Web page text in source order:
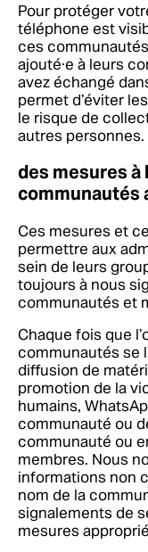
Pour protéger
téléphone est
ces
ajouté·e à leurs
avez échangé
permet d’éviter
le risque de
autres personnes.
des mesures à
communautés
Ces mesures et
permettre aux
sein de leurs
toujours à nous
communautés et
Chaque fois que
communautés se
diffusion de
promotion de la
humains,
communauté ou
communauté ou
membres. Nous
informations non
nom de la
signalements de
mesures